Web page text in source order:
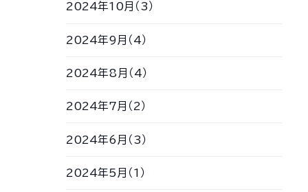
2024年10月（3）
2024年9月（4）
2024年8月（4）
2024年7月（2）
2024年6月（3）
2024年5月（1）